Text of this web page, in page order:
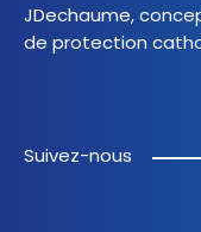
JDechaume,
de protection
Suivez-nous